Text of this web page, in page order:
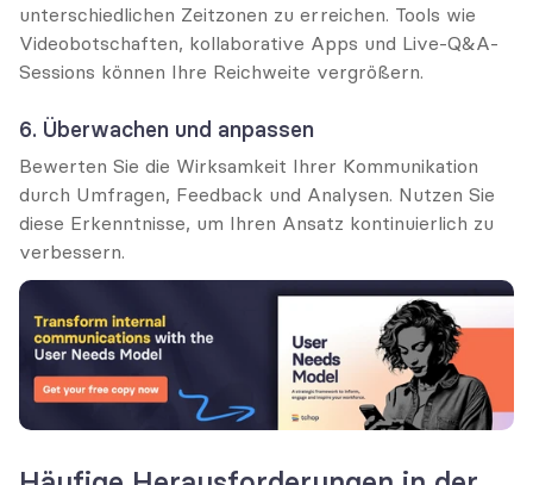
unterschiedlichen Zeitzonen zu erreichen. Tools wie
Videobotschaften, kollaborative Apps und Live-Q&A-
Sessions können Ihre Reichweite vergrößern.
6. Überwachen und anpassen
Bewerten Sie die Wirksamkeit Ihrer Kommunikation
durch Umfragen, Feedback und Analysen. Nutzen Sie
diese Erkenntnisse, um Ihren Ansatz kontinuierlich zu
verbessern.